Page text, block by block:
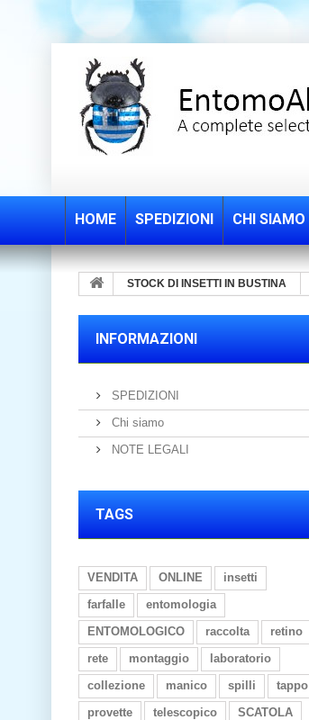
HOME SPEDIZIONI CHI SIAMO
STOCK DI INSETTI IN BUSTINA
INFORMAZIONI
SPEDIZIONI
Chi siamo
NOTE LEGALI
TAGS
VENDITA ONLINE
insetti
farfalle
entomologia
ENTOMOLOGICO
raccolta
retino
rete
montaggio
laboratorio
collezione
manico spilli
tappo
provette
telescopico
SCATOLA